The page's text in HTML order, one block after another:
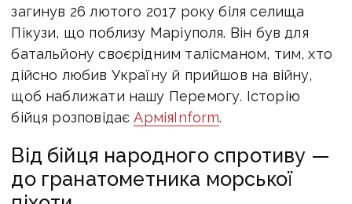
загинув 26 лютого 2017 року біля селища
Пікузи, що поблизу Маріуполя. Він був для
батальйону своєрідним талісманом, тим, хто
дійсно любив Україну й прийшов на війну,
щоб наближати нашу Перемогу. Історію
бійця розповідаєАрміяInform.
Від бійця народного спротиву —
до гранатометника морської